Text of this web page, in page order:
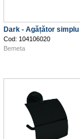
Dark - Agățător simplu
Cod: 104106020
Bemeta